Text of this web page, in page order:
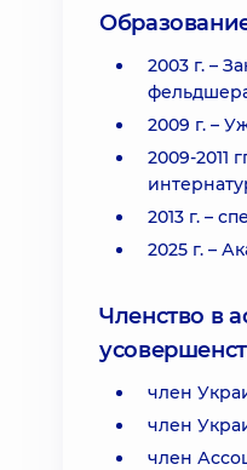
2003 г. –
2009 г. –
2009-2011
2013 г. –
2025 г. –
Членство в
член
член
член